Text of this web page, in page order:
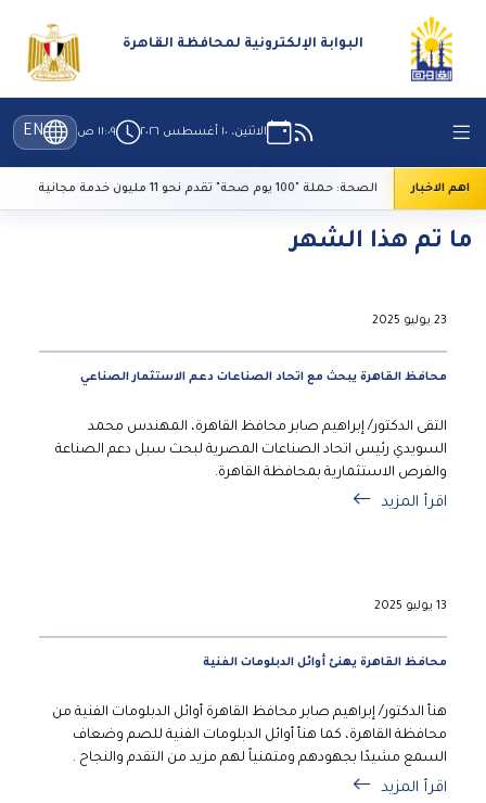
البوابة الإلكترونية لمحافظة القاهرة
الاثنين، ١٠ أغسطس ٢٠٢٦ ١١:٠٩ ص EN
اهم الاخبار الصحة: حملة "100 يوم صحة" تقدم نحو 11 مليون خدمة مجانية
ما تم هذا الشهر
23 يوليو 2025
محافظ القاهرة يبحث مع اتحاد الصناعات دعم الاستثمار الصناعي
التقى الدكتور/ إبراهيم صابر محافظ القاهرة، المهندس محمد
السويدي رئيس اتحاد الصناعات المصرية لبحث سبل دعم الصناعة
والفرص الاستثمارية بمحافظة القاهرة.
اقرأ المزيد
13 يوليو 2025
محافظ القاهرة يهنئ أوائل الدبلومات الفنية
هنأ الدكتور/ إبراهيم صابر محافظ القاهرة أوائل الدبلومات الفنية من
محافظة القاهرة، كما هنأ أوائل الدبلومات الفنية للصم وضعاف
السمع مشيدًا بجهودهم ومتمنياً لهم مزيد من التقدم والنجاح .
اقرأ المزيد